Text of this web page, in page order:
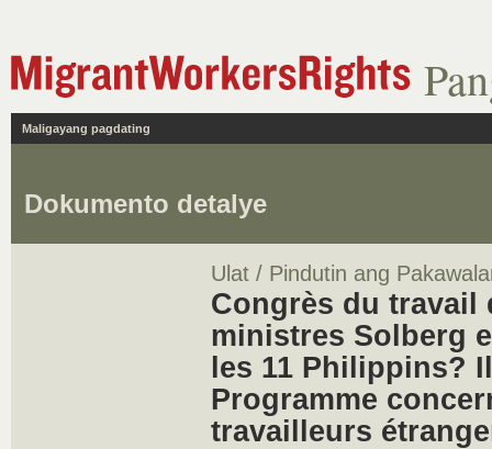
Maligayang pagdating
Dokumento detalye
Ulat / Pindutin ang
Congrès du travail
ministres Solberg
les 11 Philippins?
Programme
travailleurs